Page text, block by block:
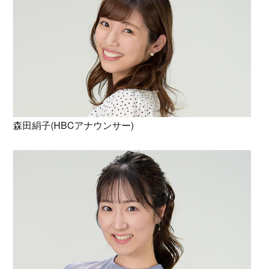
森田絹子(HBCアナウンサー)